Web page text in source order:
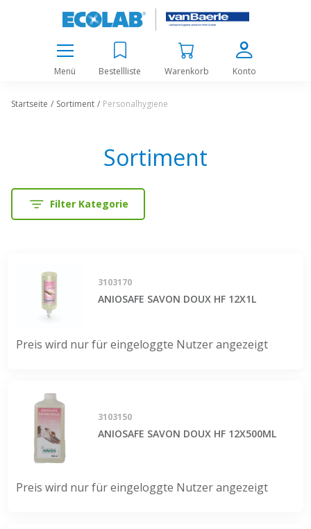
Menü Bestellliste Warenkorb Konto
Startseite Sortiment Personalhygiene
Sortiment
Filter Kategorie
3103170
ANIOSAFE SAVON DOUX HF 12X1L
Preis wird nur für eingeloggte Nutzer angezeigt
3103150
ANIOSAFE SAVON DOUX HF 12X500ML
Preis wird nur für eingeloggte Nutzer angezeigt